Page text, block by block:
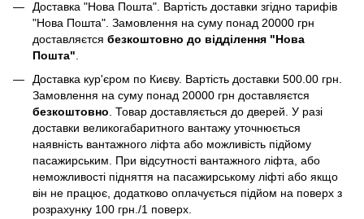
Доставка "Нова Пошта". Вартість доставки згідно тарифів
"Нова Пошта". Замовлення на суму понад 20000 грн
доставляєтся безкоштовно до відділення "Нова
Пошта".
Доставка кур'єром по Києву. Вартість доставки 500.00 грн.
Замовлення на суму понад 20000 грн доставляєтся
безкоштовно . Товар доставляється до дверей. У разі
доставки великогабаритного вантажу уточнюється
наявність вантажного ліфта або можливість підйому
пасажирським. При відсутності вантажного ліфта, або
неможливості підняття на пасажирському ліфті або якщо
він не працює, додатково оплачується підйом на поверх з
розрахунку 100 грн./1 поверх.